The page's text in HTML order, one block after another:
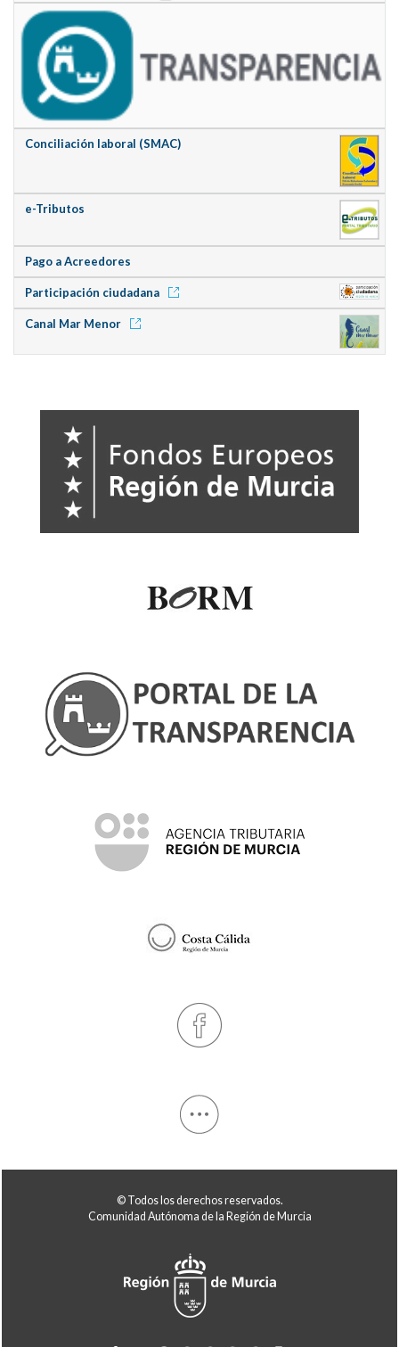
Conciliación laboral (SMAC)
e-Tributos
Pago a Acreedores
Participación ciudadana
Canal Mar Menor
© Todos los derechos reservados.
Comunidad Autónoma de la Región de Murcia